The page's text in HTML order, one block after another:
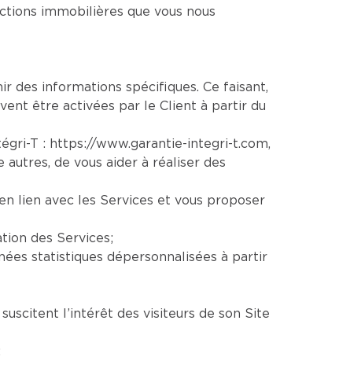
immobilières que vous nous
des informations spécifiques. Ce faisant,
être activées par le Client à partir du
T : https://www.garantie-integri-t.com,
autres, de vous aider à réaliser des
lien avec les Services et vous proposer
des Services;
statistiques dépersonnalisées à partir
l’intérêt des visiteurs de son Site